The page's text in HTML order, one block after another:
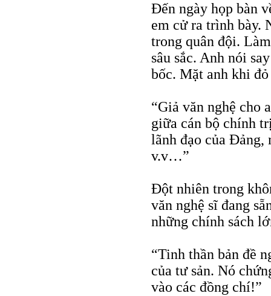
Đến ngày họp bàn
em cử ra trình bày.
trong quân đội.
sâu sắc. Anh nói
bốc. Mặt anh khi
“Giả văn nghệ cho
giữa cán bộ chính
lãnh đạo của Đảng,
v.v…”
Đột nhiên trong
văn nghệ sĩ đang
những chính sách
“Tinh thần bản đề
của tư sản. Nó
vào các đồng chí!”